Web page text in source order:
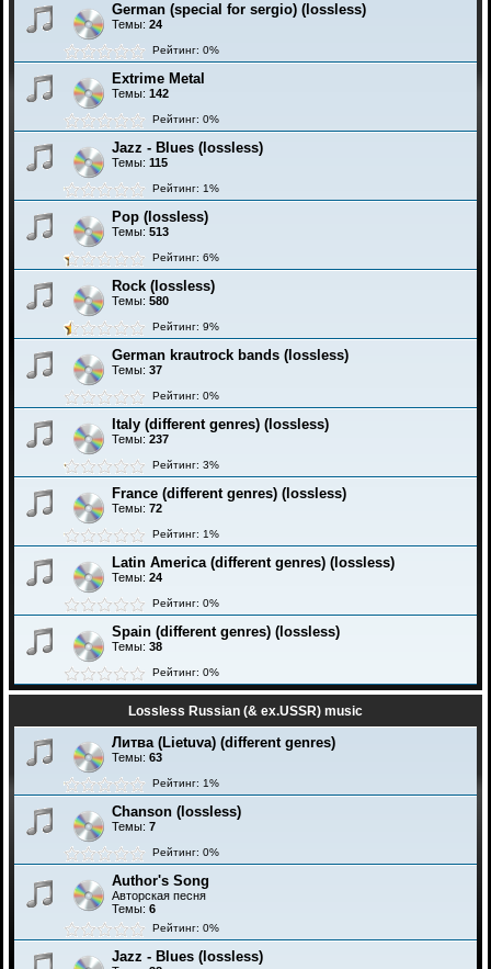
German (special for sergio) (lossless)
Темы: 24
Рейтинг: 0%
Extrime Metal
Темы: 142
Рейтинг: 0%
Jazz - Blues (lossless)
Темы: 115
Рейтинг: 1%
Pop (lossless)
Темы: 513
Рейтинг: 6%
Rock (lossless)
Темы: 580
Рейтинг: 9%
German krautrock bands (lossless)
Темы: 37
Рейтинг: 0%
Italy (different genres) (lossless)
Темы: 237
Рейтинг: 3%
France (different genres) (lossless)
Темы: 72
Рейтинг: 1%
Latin America (different genres) (lossless)
Темы: 24
Рейтинг: 0%
Spain (different genres) (lossless)
Темы: 38
Рейтинг: 0%
Lossless Russian (& ex.USSR) music
Литва (Lietuva) (different genres)
Темы: 63
Рейтинг: 1%
Chanson (lossless)
Темы: 7
Рейтинг: 0%
Author's Song
Авторская песня
Темы: 6
Рейтинг: 0%
Jazz - Blues (lossless)